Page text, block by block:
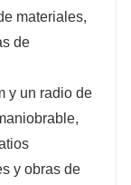
materiales,
de
y un radio de
y obras de